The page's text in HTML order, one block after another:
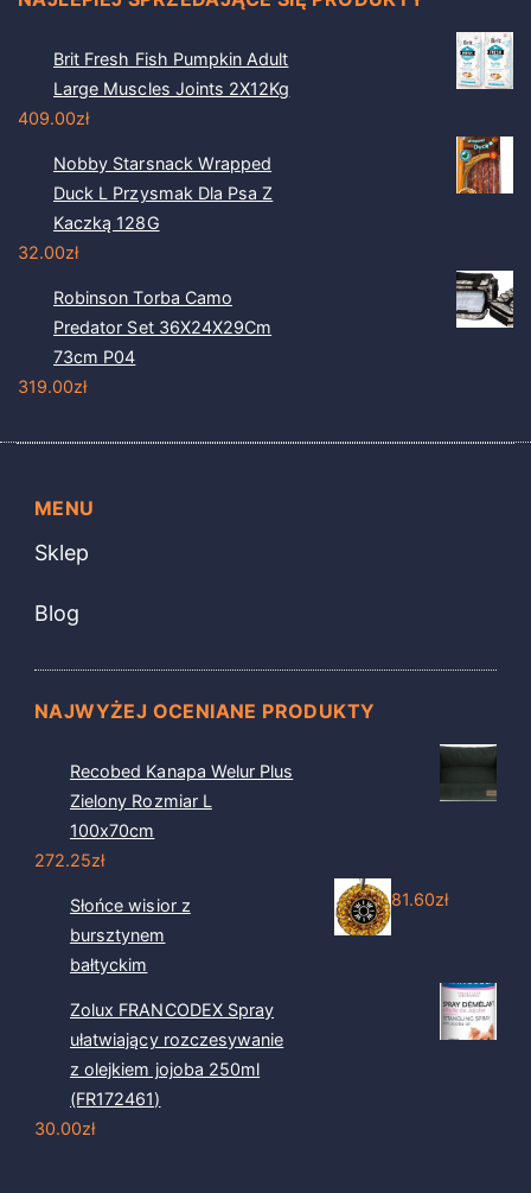
Brit Fresh Fish Pumpkin Adult
Large Muscles Joints 2X12Kg
409.00zł
Nobby Starsnack Wrapped
Duck L Przysmak Dla Psa Z
Kaczką 128G
32.00zł
Robinson Torba Camo
Predator Set 36X24X29Cm
73cm P04
319.00zł
MENU
Sklep
Blog
NAJWYŻEJ OCENIANE PRODUKTY
Recobed Kanapa Welur Plus
Zielony Rozmiar L
100x70cm
272.25zł
Słońce wisior z
bursztynem
bałtyckim
81.60zł
Zolux FRANCODEX Spray
ułatwiający rozczesywanie
z olejkiem jojoba 250ml
(FR172461)
30.00zł